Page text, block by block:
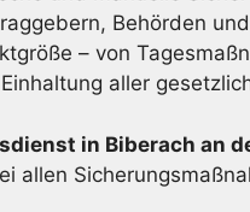
Behörden
– von
aller
in Biberach an
allen